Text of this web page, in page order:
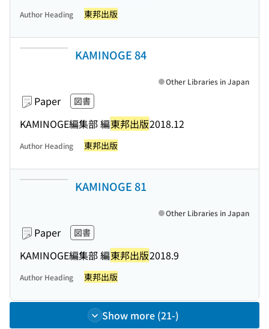
Author Heading 東邦出版
KAMINOGE 84
Paper 図書
KAMINOGE編集部 編東邦出版2018.12
Other Libraries in Japan
Author Heading 東邦出版
KAMINOGE 81
Paper 図書
KAMINOGE編集部 編東邦出版2018.9
Other Libraries in Japan
Author Heading 東邦出版
Show more (21-)